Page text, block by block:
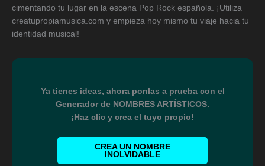
cimentando tu lugar en la escena Pop Rock española. ¡Utiliza
creatupropiamusica.com y empieza hoy mismo tu viaje hacia tu
identidad musical!
Ya tienes ideas, ahora ponlas a prueba con el
Generador de NOMBRES ARTÍSTICOS.
¡Haz clic y crea el tuyo propio!
CREA UN NOMBRE
INOLVIDABLE